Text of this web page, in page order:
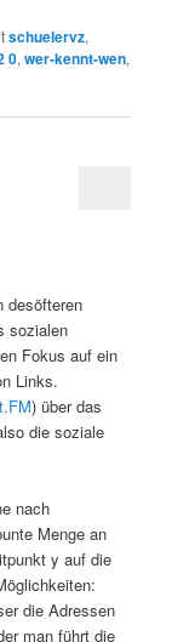
schuelervz,
0,wer-kennt-wen,
desöfteren
sozialen
Fokus auf ein
Links.
) über das
die soziale
nach
Menge an
y auf die
die Adressen
man führt die